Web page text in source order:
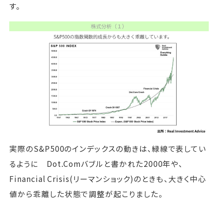
す。
実際のS&P500のインデックスの動きは、緑線で表してい
るように Dot.Comバブルと書かれた2000年や、
Financial Crisis(リーマンショック)のときも、大きく中心
値から乖離した状態で調整が起こりました。